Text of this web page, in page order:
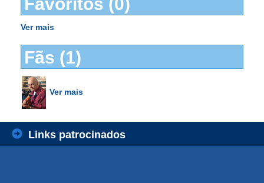
Ver mais
Fãs (1)
Ver mais
Links patrocinados